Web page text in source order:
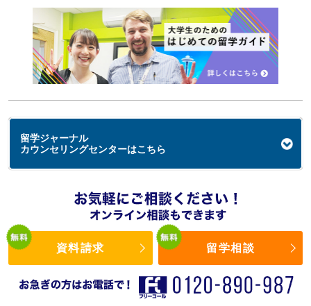
留学ジャーナル
カウンセリングセンターはこちら
資料請求 留学相談